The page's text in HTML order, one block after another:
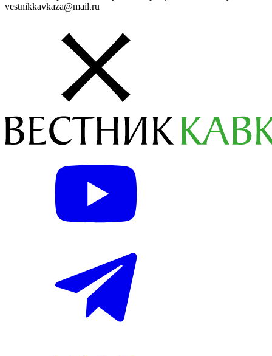
vestnikkavkaza@mail.ru